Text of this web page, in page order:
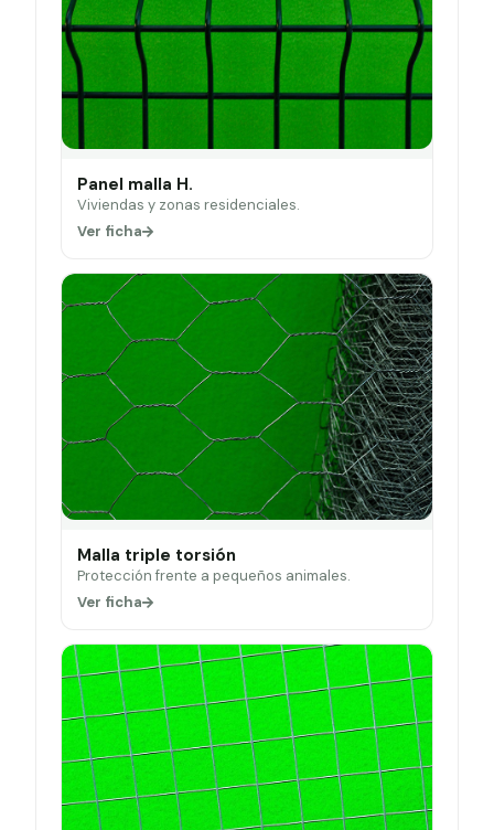
Panel malla H.
Viviendas y zonas residenciales.
Ver ficha
Malla triple torsión
Protección frente a pequeños animales.
Ver ficha